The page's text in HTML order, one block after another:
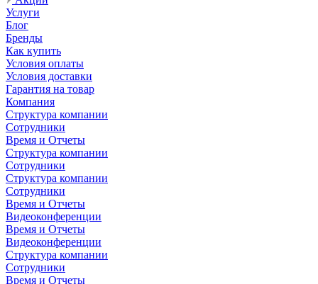
Услуги
Блог
Бренды
Как купить
Условия оплаты
Условия доставки
Гарантия на товар
Компания
Структура компании
Сотрудники
Время и Отчеты
Структура компании
Сотрудники
Структура компании
Сотрудники
Время и Отчеты
Видеоконференции
Время и Отчеты
Видеоконференции
Структура компании
Сотрудники
Время и Отчеты